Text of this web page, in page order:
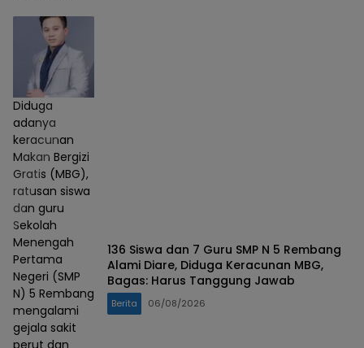
Diduga
adanya
keracunan
Makan Bergizi
Gratis (MBG),
ratusan siswa
dan guru
Sekolah
Menengah
Pertama
Negeri (SMP
N) 5 Rembang
mengalami
gejala sakit
perut dan
136 Siswa dan 7 Guru SMP N 5 Rembang
Alami Diare, Diduga Keracunan MBG,
Bagas: Harus Tanggung Jawab
Berita 06/08/2026